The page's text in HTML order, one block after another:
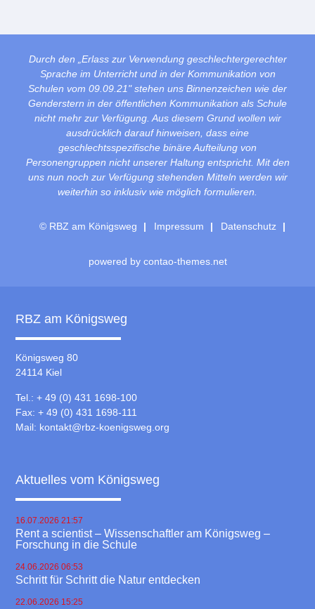
Durch den „Erlass zur Verwendung geschlechtergerechter
Sprache im Unterricht und in der Kommunikation von
Schulen vom 09.09.21" stehen uns Binnenzeichen wie der
Genderstern in der öffentlichen Kommunikation als Schule
nicht mehr zur Verfügung. Aus diesem Grund wollen wir
ausdrücklich darauf hinweisen, dass eine
geschlechtsspezifische binäre Aufteilung von
Personengruppen nicht unserer Haltung entspricht. Mit den
uns nun noch zur Verfügung stehenden Mitteln werden wir
weiterhin so inklusiv wie möglich formulieren.
© RBZ am Königsweg Impressum Datenschutz
powered by contao-themes.net
RBZ am Königsweg
Königsweg 80
24114 Kiel
Tel.: + 49 (0) 431 1698-100
Fax: + 49 (0) 431 1698-111
Mail: kontakt@rbz-koenigsweg.org
Aktuelles vom Königsweg
16.07.2026 21:57
Rent a scientist – Wissenschaftler am Königsweg –
Forschung in die Schule
24.06.2026 06:53
Schritt für Schritt die Natur entdecken
22.06.2026 15:25